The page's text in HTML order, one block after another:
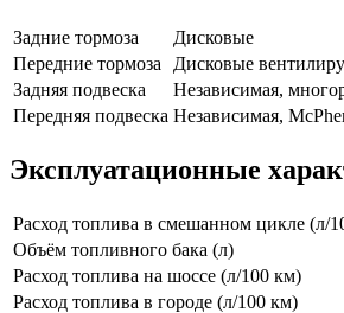
Задние тормоза
Дисковые
Передние тормоза
Дисковые
Задняя подвеска
Независимая,
Передняя подвеска Независимая,
Эксплуатационные
Расход топлива в смешанном цикле (л/
Объём топливного бака (л)
Расход топлива на шоссе (л/100 км)
Расход топлива в городе (л/100 км)